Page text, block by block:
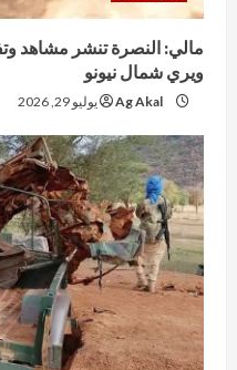
مالي: النصرة تنشر مشاهد
ويري شمال نيونو
Ag Akal يوليو 29, 2026